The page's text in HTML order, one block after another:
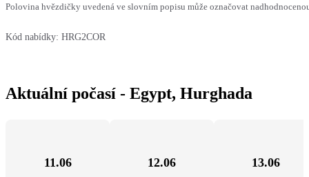
Polovina hvězdičky uvedená ve slovním popisu může označovat
Kód nabídky: HRG2COR
Aktuální počasí - Egypt, Hurghada
11.06 12.06 13.06